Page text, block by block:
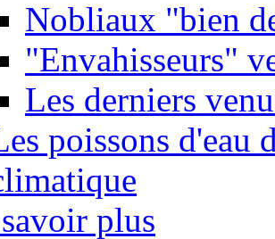
Nobliaux "bien
"Envahisseurs"
Les derniers
poissons d'eau
plus